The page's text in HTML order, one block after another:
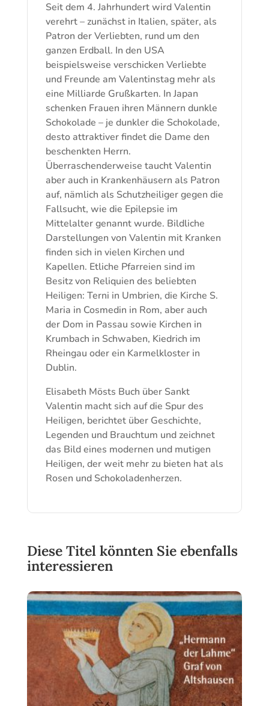
Seit dem 4. Jahrhundert wird Valentin
verehrt – zunächst in Italien, später, als
Patron der Verliebten, rund um den
ganzen Erdball. In den USA
beispielsweise verschicken Verliebte
und Freunde am Valentinstag mehr als
eine Milliarde Grußkarten. In Japan
schenken Frauen ihren Männern dunkle
Schokolade – je dunkler die Schokolade,
desto attraktiver findet die Dame den
beschenkten Herrn.
Überraschenderweise taucht Valentin
aber auch in Krankenhäusern als Patron
auf, nämlich als Schutzheiliger gegen die
Fallsucht, wie die Epilepsie im
Mittelalter genannt wurde. Bildliche
Darstellungen von Valentin mit Kranken
finden sich in vielen Kirchen und
Kapellen. Etliche Pfarreien sind im
Besitz von Reliquien des beliebten
Heiligen: Terni in Umbrien, die Kirche S.
Maria in Cosmedin in Rom, aber auch
der Dom in Passau sowie Kirchen in
Krumbach in Schwaben, Kiedrich im
Rheingau oder ein Karmelkloster in
Dublin.
Elisabeth Mösts Buch über Sankt
Valentin macht sich auf die Spur des
Heiligen, berichtet über Geschichte,
Legenden und Brauchtum und zeichnet
das Bild eines modernen und mutigen
Heiligen, der weit mehr zu bieten hat als
Rosen und Schokoladenherzen.
Diese Titel könnten Sie ebenfalls
interessieren